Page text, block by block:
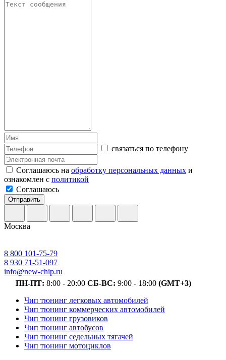
связаться по телефону
Соглашаюсь на обработку персональных данных и
ознакомлен с политикой
Соглашаюсь
Отправить
Москва
8 800 101-75-79
8 930 71-51-097
info@new-chip.ru
ПН-ПТ: 8:00 - 20:00 СБ-ВС: 9:00 - 18:00 (GMT+3)
Чип тюнинг легковых автомобилей
Чип тюнинг коммерческих автомобилей
Чип тюнинг грузовиков
Чип тюнинг автобусов
Чип тюнинг седельных тягачей
Чип тюнинг мотоциклов